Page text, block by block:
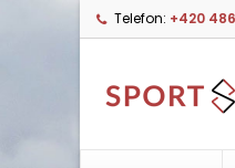
Telefon: +420